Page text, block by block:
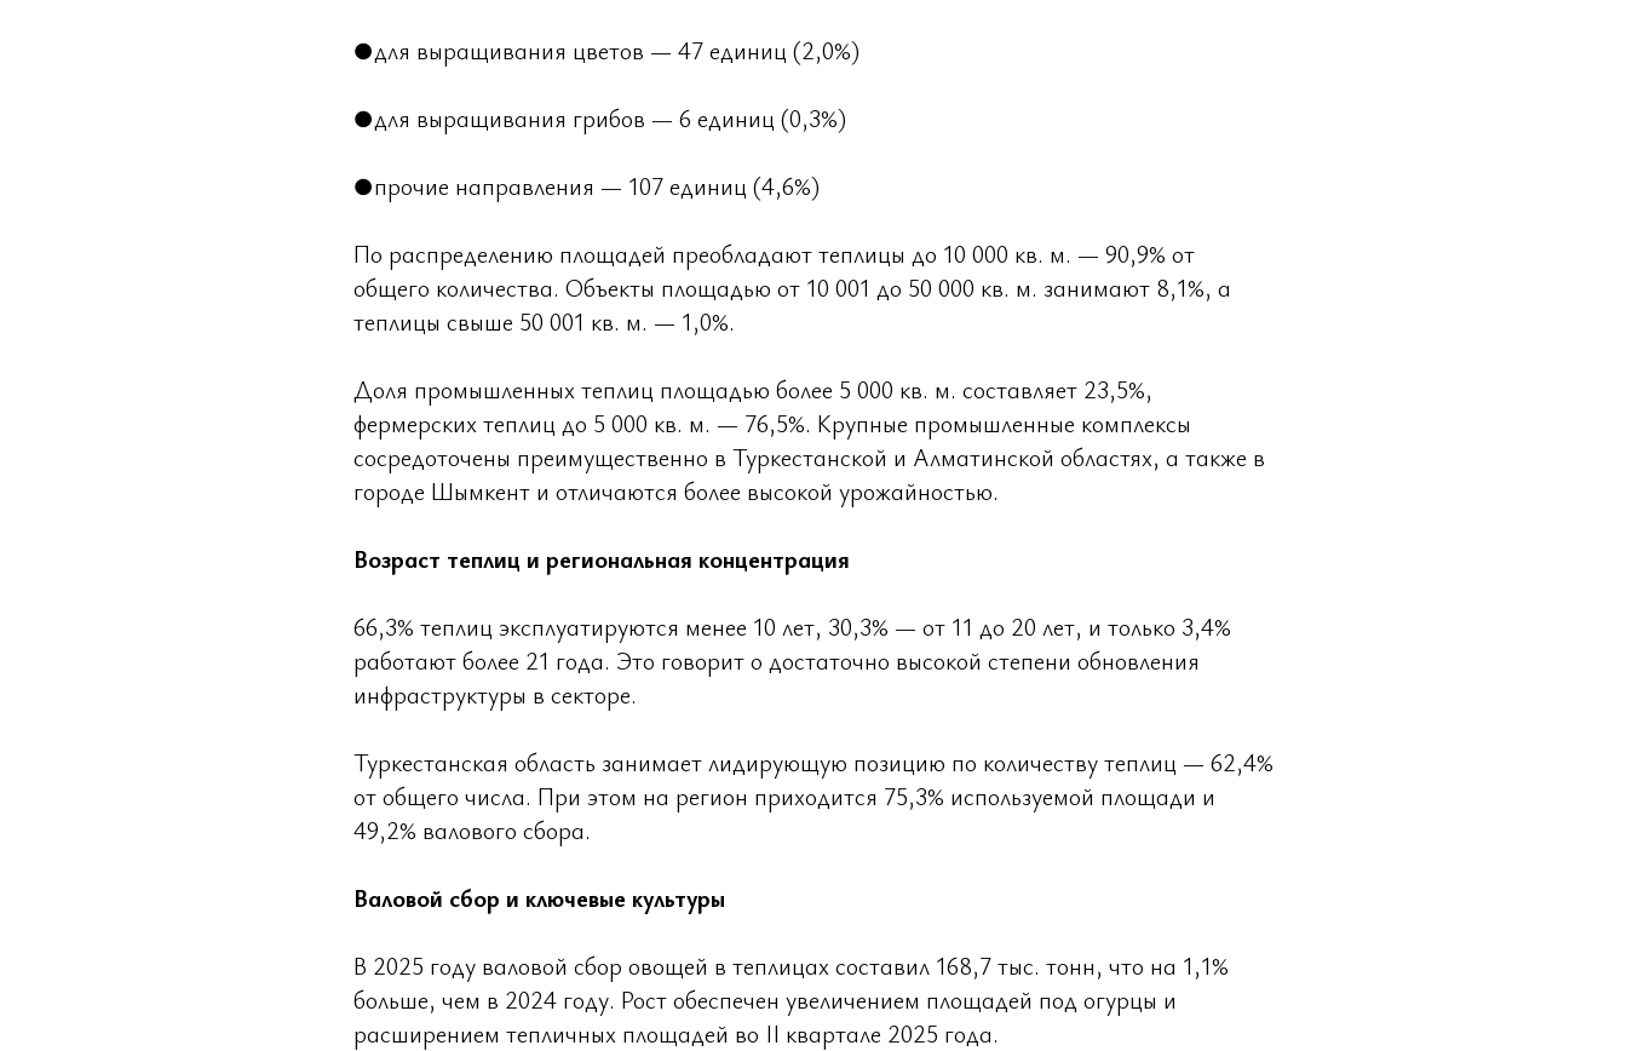
●для выращивания цветов — 47 единиц (2,0%)
●для выращивания грибов — 6 единиц (0,3%)
●прочие направления — 107 единиц (4,6%)
По распределению площадей преобладают теплицы до 10 000 кв. м. — 90,9% от
общего количества. Объекты площадью от 10 001 до 50 000 кв. м. занимают 8,1%, а
теплицы свыше 50 001 кв. м. — 1,0%.
Доля промышленных теплиц площадью более 5 000 кв. м. составляет 23,5%,
фермерских теплиц до 5 000 кв. м. — 76,5%. Крупные промышленные комплексы
сосредоточены преимущественно в Туркестанской и Алматинской областях, а также в
городе Шымкент и отличаются более высокой урожайностью.
Возраст теплиц и региональная концентрация
66,3% теплиц эксплуатируются менее 10 лет, 30,3% — от 11 до 20 лет, и только 3,4%
работают более 21 года. Это говорит о достаточно высокой степени обновления
инфраструктуры в секторе.
Туркестанская область занимает лидирующую позицию по количеству теплиц — 62,4%
от общего числа. При этом на регион приходится 75,3% используемой площади и
49,2% валового сбора.
Валовой сбор и ключевые культуры
В 2025 году валовой сбор овощей в теплицах составил 168,7 тыс. тонн, что на 1,1%
больше, чем в 2024 году. Рост обеспечен увеличением площадей под огурцы и
расширением тепличных площадей во II квартале 2025 года.